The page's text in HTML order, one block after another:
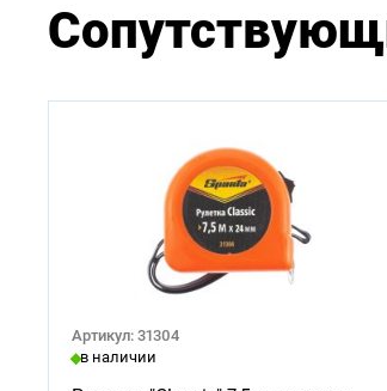
Артикул: 31304
в наличии